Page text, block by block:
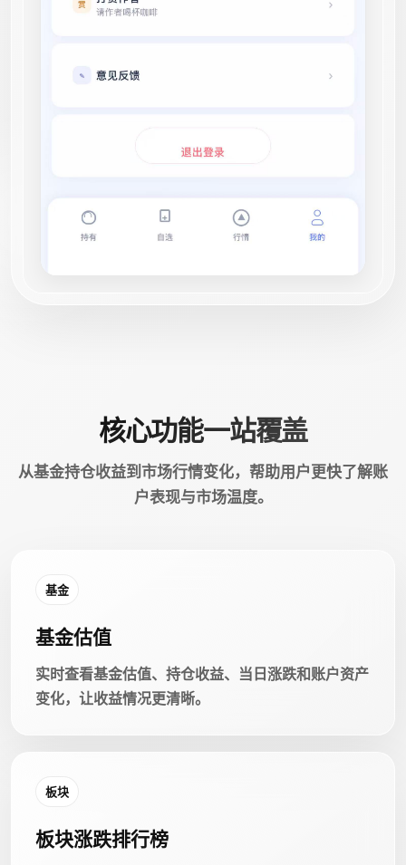
核心功能一站覆盖
从基金持仓收益到市场行情变化，帮助用户更快了解账
户表现与市场温度。
基金
基金估值
实时查看基金估值、持仓收益、当日涨跌和账户资产
变化，让收益情况更清晰。
板块
板块涨跌排行榜